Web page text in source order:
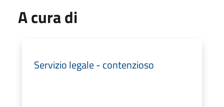
A cura di
Servizio legale - contenzioso